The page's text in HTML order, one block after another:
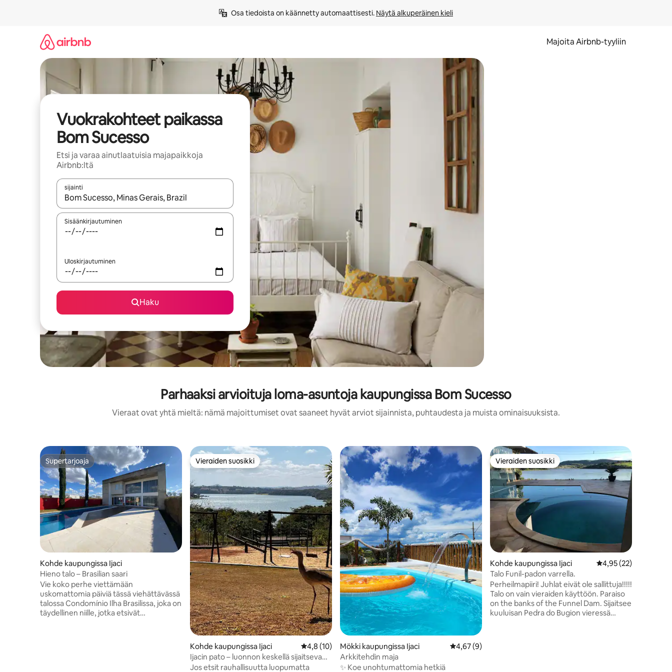
Osa tiedoista on käännetty automaattisesti. Näytä alkuperäinen kieli
Majoita Airbnb-tyyliin
Vuokrakohteet paikassa
Bom Sucesso
Etsi ja varaa ainutlaatuisia majapaikkoja
Airbnb:ltä
sijainti
Kun tulokset ovat saatavilla, navigoi ylös- ja alas-nuolinäppäimillä tai tutustu koskettamalla tai pyyhkäisemällä.
Sisäänkirjautuminen
Uloskirjautuminen
Haku
Parhaaksi arvioituja loma-asuntoja kaupungissa Bom Sucesso
Vieraat ovat yhtä mieltä: nämä majoittumiset ovat saaneet hyvät arviot sijainnista, puhtaudesta ja muista ominaisuuksista.
Supertarjoaja
Supertarjoaja
Kohde kaupungissa Ijaci
Hieno talo – Brasilian saari
Vie koko perhe viettämään
uskomattomia päiviä tässä viehättävässä
talossa Condomínio Ilha Brasilissa, joka on
täydellinen niille, jotka etsivät
Vieraiden suosikki
Vieraiden suosikki
Kohde kaupungissa Ijaci Keskimääräinen arvio 4,8/5, 10 arvostelua
4,8 (10)
Ijacin pato – luonnon keskellä sijaitseva
asunto-osakeyhtiö
Jos etsit rauhallisuutta luopumatta
Mökki kaupungissa Ijaci Keskimääräinen arvio 4,67/5, 9 arvostelua
4,67 (9)
Arkkitehdin maja
✨ Koe unohtumattomia hetkiä
Vieraiden suosikki
Vieraiden suosikki
Kohde kaupungissa Ijaci Keskimääräinen
4,95 (22)
Talo Funil-padon varrella.
Perheilmapiiri! Juhlat eivät ole sallittuja!!!!!
Talo on vain vieraiden käyttöön. Paraiso
on the banks of the Funnel Dam. Sijaitsee
kuuluisan Pedra do Bugion vieressä